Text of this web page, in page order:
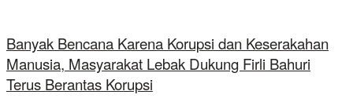
Banyak Bencana Karena Korupsi dan Keserakahan
Manusia, Masyarakat Lebak Dukung Firli Bahuri
Terus Berantas Korupsi